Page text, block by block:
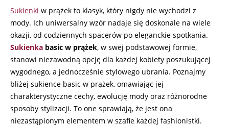
Sukienki w prążek to klasyk, który nigdy nie wychodzi z
mody. Ich uniwersalny wzór nadaje się doskonale na wiele
okazji, od codziennych spacerów po eleganckie spotkania.
Sukienka basic w prążek, w swej podstawowej formie,
stanowi niezawodną opcję dla każdej kobiety poszukującej
wygodnego, a jednocześnie stylowego ubrania. Poznajmy
bliżej sukience basic w prążek, omawiając jej
charakterystyczne cechy, ewolucję mody oraz różnorodne
sposoby stylizacji. To one sprawiają, że jest ona
niezastąpionym elementem w szafie każdej fashionistki.